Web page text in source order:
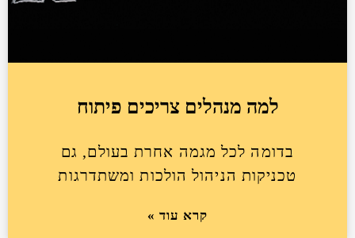
למה מנהלים צריכים פיתוח
בדומה לכל מגמה אחרת בעולם, גם
טכניקות הניהול הולכות ומשתדרגות
קרא עוד »